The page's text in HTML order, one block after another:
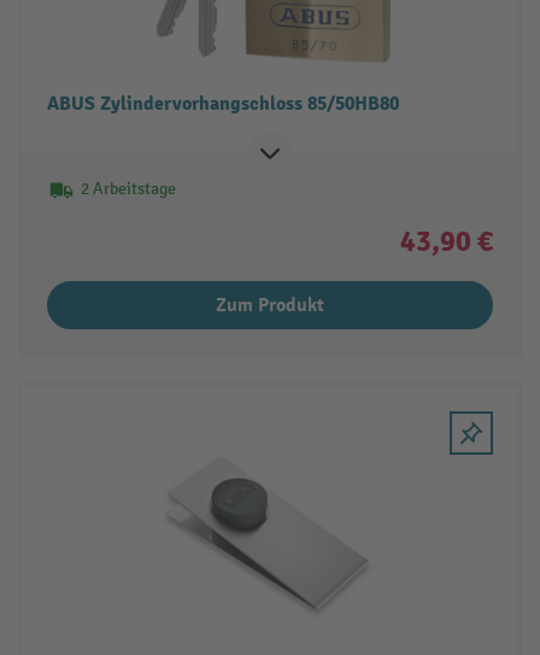
ABUS Zylindervorhangschloss 85/50HB80
2 Arbeitstage
43,90 €
Zum Produkt